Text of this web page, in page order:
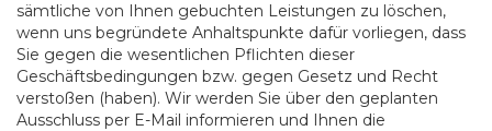
sämtliche von Ihnen gebuchten Leistungen zu löschen,
wenn uns begründete Anhaltspunkte dafür vorliegen, dass
Sie gegen die wesentlichen Pflichten dieser
Geschäftsbedingungen bzw. gegen Gesetz und Recht
verstoßen (haben). Wir werden Sie über den geplanten
Ausschluss per E-Mail informieren und Ihnen die